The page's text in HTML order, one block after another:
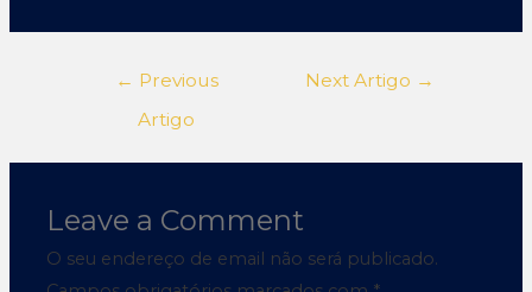
← Previous
Artigo
Next Artigo →
Leave a Comment
O seu endereço de email não será publicado.